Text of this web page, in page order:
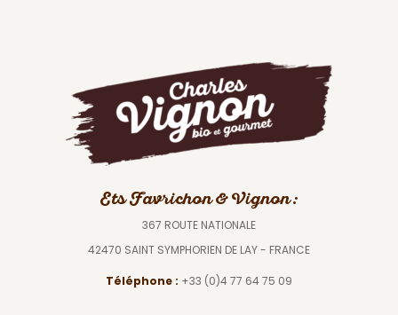
Ets Favrichon & Vignon :
367 ROUTE NATIONALE
42470 SAINT SYMPHORIEN DE LAY - FRANCE
Téléphone : +33 (0)4 77 64 75 09